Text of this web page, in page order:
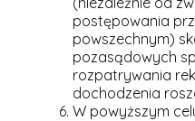
postępowania
powszechnym)
pozasądowych
rozpatrywania
dochodzenia
W powyższym